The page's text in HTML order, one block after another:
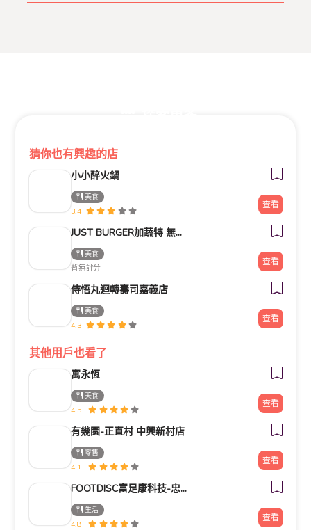
猜你也有興趣的店
小小醉火鍋
美食
3.4
查看
JUST BURGER加蔬特 無肉蔬食漢堡
美食
暫無評分
查看
侍悟丸迴轉壽司嘉義店
美食
4.3
查看
其他用戶也看了
寓永恆
美食
4.5
查看
有幾園-正直村 中興新村店
零售
4.1
查看
FOOTDISC富足康科技-忠孝直營門市
生活
4.8
查看